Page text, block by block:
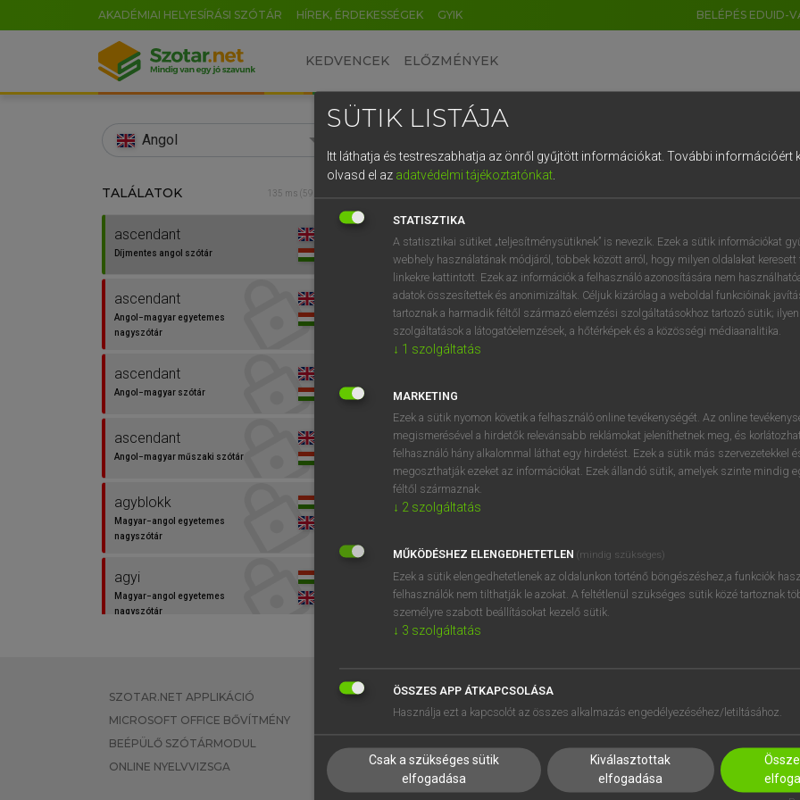
AKADÉMIAI HELYESÍRÁSI SZÓTÁR HÍREK, ÉRDEKESSÉGEK GYIK BELÉPÉS EDUID-
KEDVENCEK ELŐZMÉNYEK
Angol
TALÁLATOK 135 ms (59 db)
ascendant
Díjmentes angol szótár
ascendant
Angol−magyar egyetemes
nagyszótár
ascendant
Angol−magyar szótár
ascendant
Angol−magyar műszaki szótár
agyblokk
Magyar−angol egyetemes
nagyszótár
agyi
Magyar−angol egyetemes
nagyszótár
air current
Angol−magyar egyetemes
nagyszótár
Díjmentes angol szótár
ascendant mn
emelkedésben levő
emelkedő
növekvő
fn
ős
felemelkedő csillag mozgása
horoszkóp
⚲ ascendantkeresése szótárainkban
SZOTAR.NET APPLIKÁCIÓ
MICROSOFT OFFICE BŐVÍTMÉNY
BEÉPÜLŐ SZÓTÁRMODUL
ONLINE NYELVVIZSGA
EGYÉNI FELHASZNÁLÓKNAK
TANULÓKNAK
VÁLLALATI MEGOLDÁSOK
SÚGÓ
RÓLUNK
SÜTI BEÁLLÍTÁSOK
SÜTIK LISTÁJA
Itt láthatja és testreszabhatja az önről gyűjtött információkat. További információért
olvasd el az adatvédelmi tájékoztatónkat.
STATISZTIKA
A statisztikai sütiket „teljesítménysütiknek” is nevezik. Ezek a sütik információkat
webhely használatának módjáról, többek között arról, hogy milyen oldalakat keresett
linkekre kattintott. Ezek az információk a felhasználó azonosítására nem
adatok összesítettek és anonimizáltak. Céljuk kizárólag a weboldal funkcióinak
tartoznak a harmadik féltől származó elemzési szolgáltatásokhoz tartozó sütik;
szolgáltatások a látogatóelemzések, a hőtérképek és a közösségi médiaanalitika.
↓ 1 szolgáltatás
MARKETING
Ezek a sütik nyomon követik a felhasználó online tevékenységét. Az online
megismerésével a hirdetők relevánsabb reklámokat jeleníthetnek meg, és
felhasználó hány alkalommal láthat egy hirdetést. Ezek a sütik más szervezetekkel
megoszthatják ezeket az információkat. Ezek állandó sütik, amelyek szinte mindig
féltől származnak.
↓ 2 szolgáltatás
MŰKÖDÉSHEZ ELENGEDHETETLEN (mindig szükséges)
Ezek a sütik elengedhetetlenek az oldalunkon történő böngészéshez,a funkciók
felhasználók nem tilthatják le azokat. A feltétlenül szükséges sütik közé tartoznak
személyre szabott beállításokat kezelő sütik.
↓ 3 szolgáltatás
ÖSSZES APP ÁTKAPCSOLÁSA
Használja ezt a kapcsolót az összes alkalmazás engedélyezéséhez/letiltásához.
Csak a szükséges sütik
elfogadása
Kiválasztottak
elfogadása
EN HU DE CN FR ES IT NL
0 1 2 3 4 5 6 7 8 9
q w e r t z u i
a s d f g h j k l é
í y x c v b n m , .